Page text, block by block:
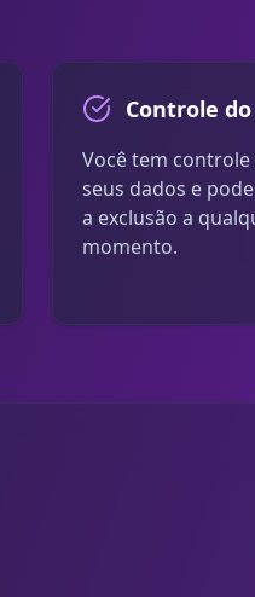
Controle
Você tem
seus dados e
a exclusão a
momento.